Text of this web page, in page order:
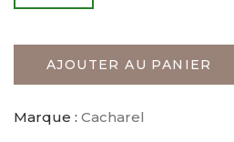
AJOUTER AU PANIER
Marque : Cacharel